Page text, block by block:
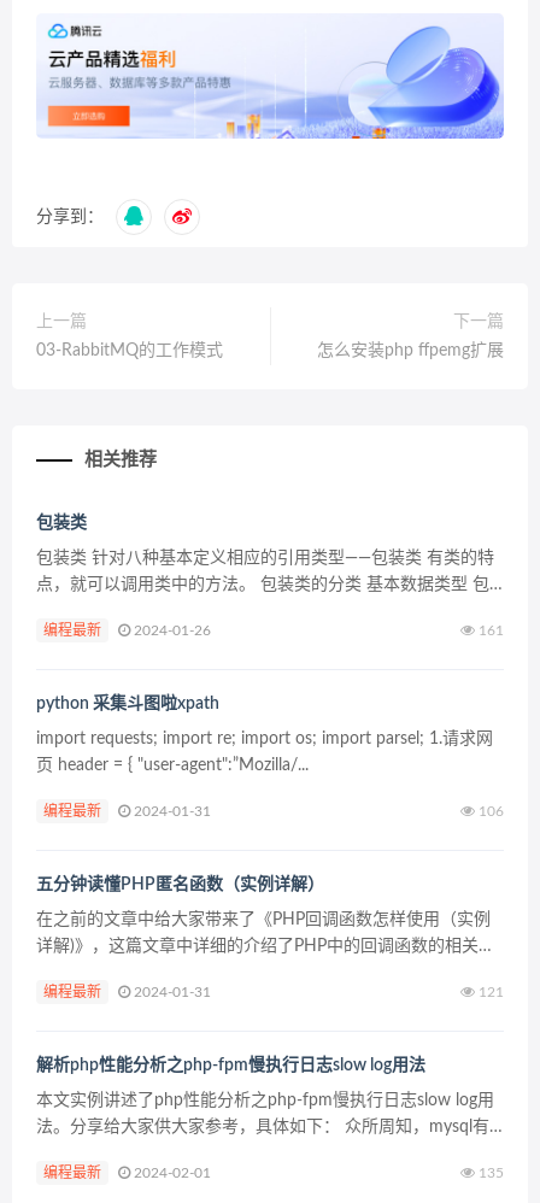
分享到：
上一篇
03-RabbitMQ的工作模式
下一篇
怎么安装php ffpemg扩展
相关推荐
包装类
包装类 针对八种基本定义相应的引用类型——包装类 有类的特
点，就可以调用类中的方法。 包装类的分类 基本数据类型 包
编程最新 2024-01-26 161
python 采集斗图啦xpath
import requests; import re; import os; import parsel; 1.请求网
页 header = { "user-agent":”Mozilla/...
编程最新 2024-01-31 106
五分钟读懂PHP匿名函数（实例详解）
在之前的文章中给大家带来了《PHP回调函数怎样使用（实例
详解)》，这篇文章中详细的介绍了PHP中的回调函数的相关知
关注的知识点。希望能够帮助到大家！ PHP匿名函数...
编程最新 2024-01-31 121
解析php性能分析之php-fpm慢执行日志slow log用法
本文实例讲述了php性能分析之php-fpm慢执行日志slow log用
法。分享给大家供大家参考，具体如下： 众所周知，mysql有
性能问题。作为...
编程最新 2024-02-01 135